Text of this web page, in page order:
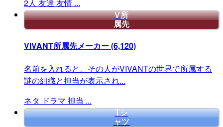
2人 友達 友情 ...
V所
属先
VIVANT所属先メーカー(6,120)
名前を入れると、その人がVIVANTの世界で所属する
謎の組織と担当が表示され...
ネタ ドラマ 担当 ...
Tシ
ャツ